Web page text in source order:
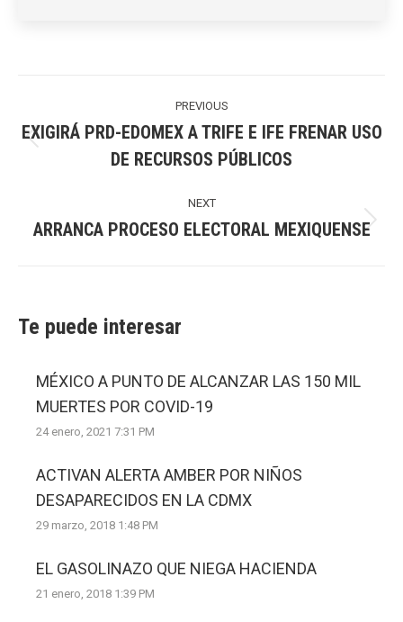
PREVIOUS
Previous
post:
EXIGIRÁ PRD-EDOMEX A TRIFE E IFE FRENAR USO
DE RECURSOS PÚBLICOS
NEXT
Next
ARRANCA PROCESO ELECTORAL MEXIQUENSE
Te puede interesar
MÉXICO A PUNTO DE ALCANZAR LAS 150 MIL
MUERTES POR COVID-19
24 enero, 2021 7:31 PM
ACTIVAN ALERTA AMBER POR NIÑOS
DESAPARECIDOS EN LA CDMX
29 marzo, 2018 1:48 PM
EL GASOLINAZO QUE NIEGA HACIENDA
21 enero, 2018 1:39 PM